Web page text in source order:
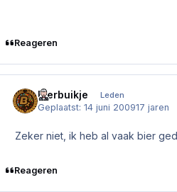
Reageren
Bierbuikje Leden
Geplaatst:14 juni 200917 jaren
Zeker niet, ik heb al vaak bier
Reageren